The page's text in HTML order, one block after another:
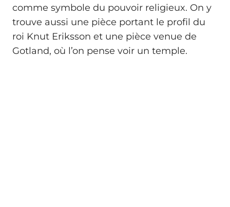
comme symbole du pouvoir religieux. On y
trouve aussi une pièce portant le profil du
roi Knut Eriksson et une pièce venue de
Gotland, où l’on pense voir un temple.